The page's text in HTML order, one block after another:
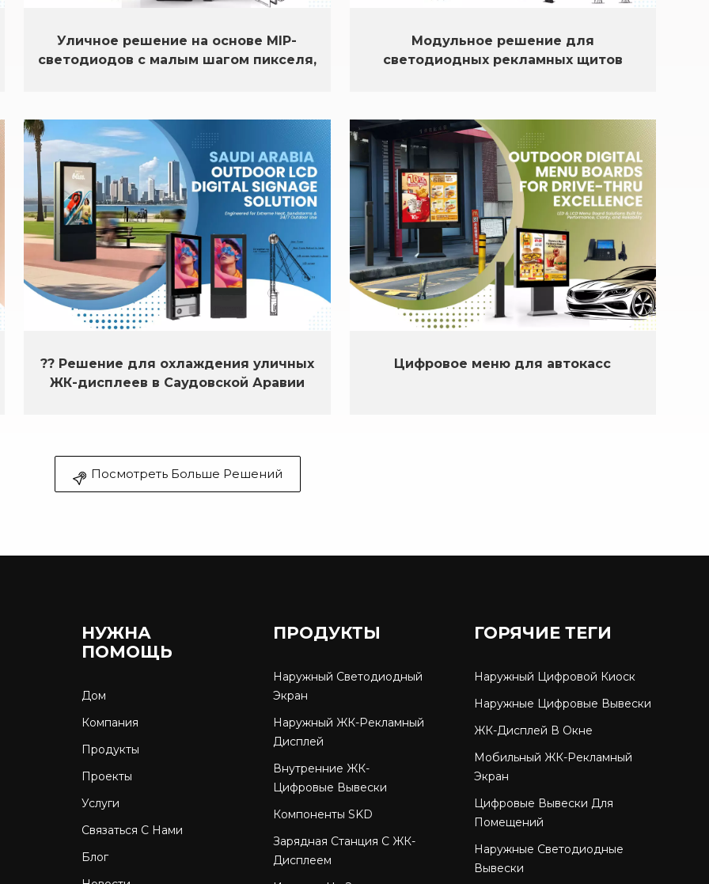
Уличное решение на основе MIP-
светодиодов с малым шагом пикселя,
Модульное решение для
светодиодных рекламных щитов
?? Решение для охлаждения уличных
ЖК-дисплеев в Саудовской Аравии
Цифровое меню для автокасс
Посмотреть Больше Решений
НУЖНА
ПОМОЩЬ
Дом
Компания
Продукты
Проекты
Услуги
Связаться С Нами
Блог
ПРОДУКТЫ
Наружный Светодиодный
Экран
Наружный ЖК-Рекламный
Дисплей
Внутренние ЖК-
Цифровые Вывески
Компоненты SKD
Зарядная Станция С ЖК-
Дисплеем
ГОРЯЧИЕ ТЕГИ
Наружный Цифровой Киоск
Наружные Цифровые Вывески
ЖК-Дисплей В Окне
Мобильный ЖК-Рекламный
Экран
Цифровые Вывески Для
Помещений
Наружные Светодиодные
Вывески